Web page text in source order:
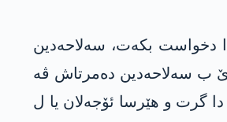
ئۆجەلان د سالا 2013ێ دا لگەل دەولەتا ترک دا دخواست بکەت، سەلاحەدین
نوونەرتیا خەتەکا جودا دکەت” ڤەدبێژیت. هندەک کەس ژی دخوازن تێکچوونا نیقاشێن پێڤاژۆیا چارەسەریێ یا 2013ێ ب سەلاحەدین دەمرتاش ڤە
گرت و ھێرسا ئۆجەلان یا ل